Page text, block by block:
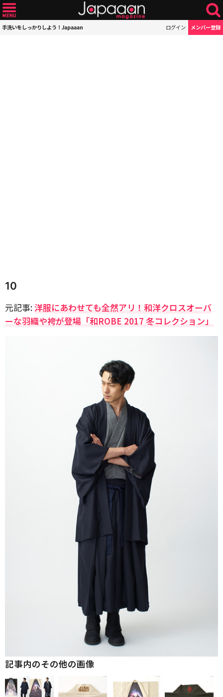
手洗いをしっかりしよう！Japaaan ログイン メンバー登録
10
元記事:洋服にあわせても全然アリ！和洋クロスオーバ
ーな羽織や袴が登場「和ROBE 2017 冬コレクション」
記事内のその他の画像